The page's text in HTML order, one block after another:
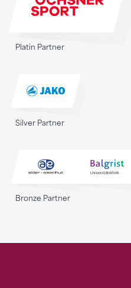
Platin Partner
Silver Partner
Bronze Partner